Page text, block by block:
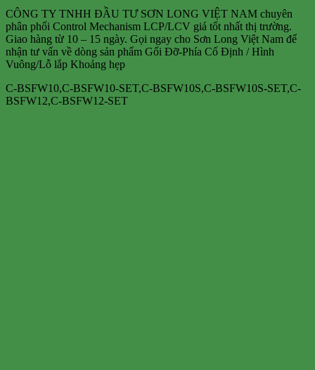
CÔNG TY TNHH ĐẦU TƯ SƠN LONG VIỆT NAM chuyên
phân phối Control Mechanism LCP/LCV giá tốt nhất thị trường.
Giao hàng từ 10 – 15 ngày. Gọi ngay cho Sơn Long Việt Nam để
nhận tư vấn về dòng sản phẩm Gối Đỡ-Phía Cố Định / Hình
Vuông/Lỗ lắp Khoảng hẹp
C-BSFW10,C-BSFW10-SET,C-BSFW10S,C-BSFW10S-SET,C-
BSFW12,C-BSFW12-SET